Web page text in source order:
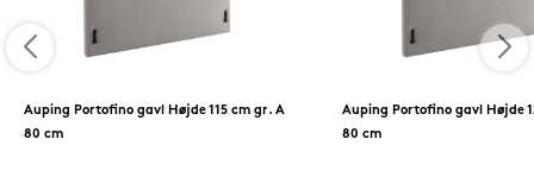
Auping Portofino gavl Højde 115 cm gr. A
80 cm
Auping Portofino gavl Højde
80 cm